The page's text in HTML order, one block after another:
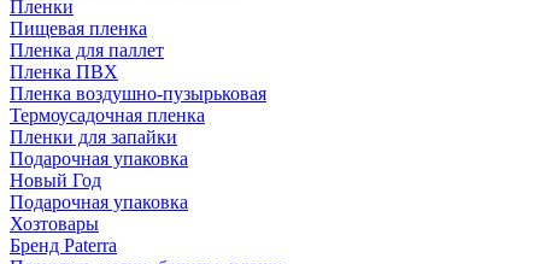
Пленки
Пищевая пленка
Пленка для паллет
Пленка ПВХ
Пленка воздушно-пузырьковая
Термоусадочная пленка
Пленки для запайки
Подарочная упаковка
Новый Год
Подарочная упаковка
Хозтовары
Бренд Paterra